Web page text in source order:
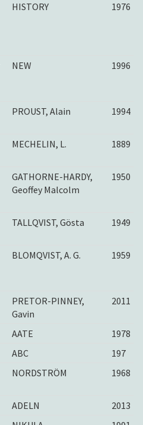
HISTORY 1976
NEW 1996
PROUST, Alain 1994
MECHELIN, L. 1889
GATHORNE-HARDY,
Geoffey Malcolm
1950
TALLQVIST, Gösta 1949
BLOMQVIST, A. G. 1959
PRETOR-PINNEY,
Gavin
2011
AATE
1978
ABC
197
NORDSTRÖM 1968
ADELN
2013